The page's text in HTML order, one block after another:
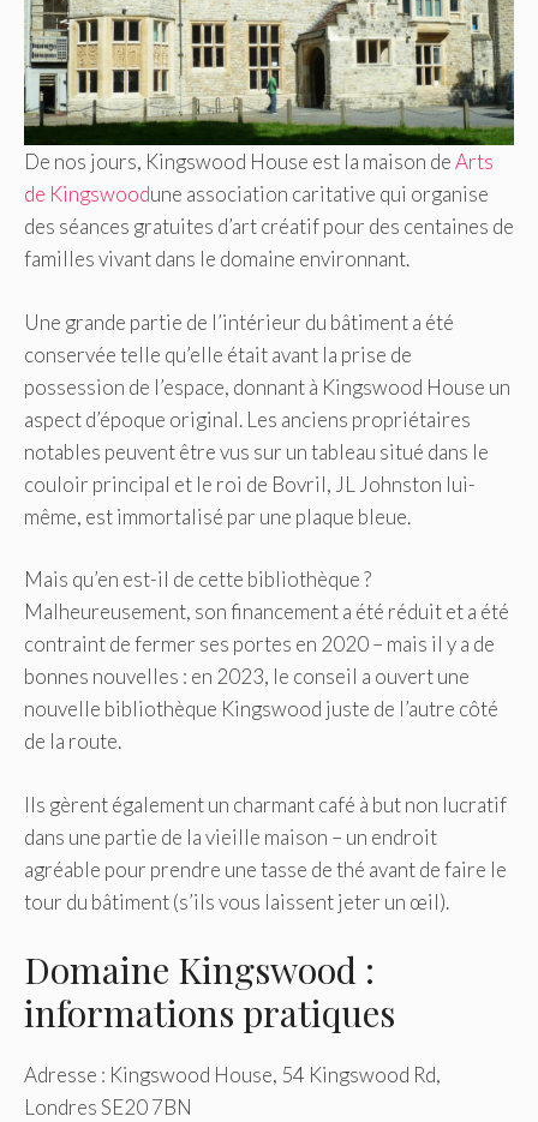
De nos jours, Kingswood House est la maison deArts
de Kingswoodune association caritative qui organise
des séances gratuites d’art créatif pour des centaines de
familles vivant dans le domaine environnant.
Une grande partie de l’intérieur du bâtiment a été
conservée telle qu’elle était avant la prise de
possession de l’espace, donnant à Kingswood House un
aspect d’époque original. Les anciens propriétaires
notables peuvent être vus sur un tableau situé dans le
couloir principal et le roi de Bovril, JL Johnston lui-
même, est immortalisé par une plaque bleue.
Mais qu’en est-il de cette bibliothèque ?
Malheureusement, son financement a été réduit et a été
contraint de fermer ses portes en 2020 – mais il y a de
bonnes nouvelles : en 2023, le conseil a ouvert une
nouvelle bibliothèque Kingswood juste de l’autre côté
de la route.
Ils gèrent également un charmant café à but non lucratif
dans une partie de la vieille maison – un endroit
agréable pour prendre une tasse de thé avant de faire le
tour du bâtiment (s’ils vous laissent jeter un œil).
Domaine Kingswood :
informations pratiques
Adresse : Kingswood House, 54 Kingswood Rd,
Londres SE20 7BN